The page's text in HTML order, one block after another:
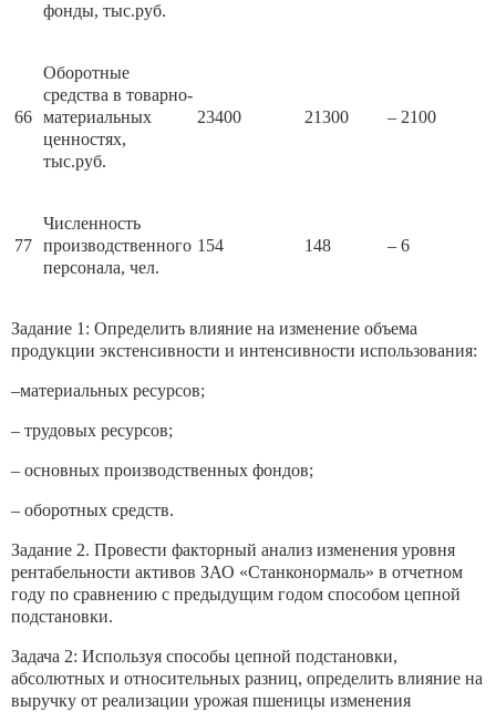
фонды, тыс.руб.
66
Оборотные
средства в товарно-
материальных
ценностях,
тыс.руб.
23400 21300 – 2100
77
Численность
производственного
персонала, чел.
154 148 – 6
Задание 1: Определить влияние на изменение объема
продукции экстенсивности и интенсивности использования:
–материальных ресурсов;
– трудовых ресурсов;
– основных производственных фондов;
– оборотных средств.
Задание 2. Провести факторный анализ изменения уровня
рентабельности активов ЗАО «Станконормаль» в отчетном
году по сравнению с предыдущим годом способом цепной
подстановки.
Задача 2: Используя способы цепной подстановки,
абсолютных и относительных разниц, определить влияние на
выручку от реализации урожая пшеницы изменения